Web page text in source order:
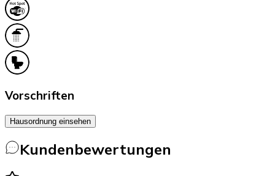
Vorschriften
Hausordnung einsehen
Kundenbewertungen